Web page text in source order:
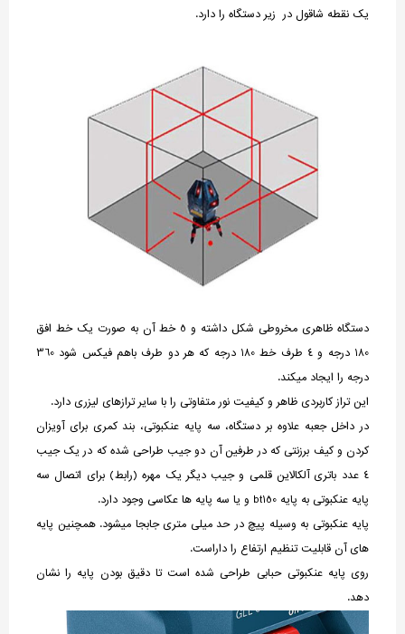
یک نقطه شاقول در زیر دستگاه را دارد.
دستگاه ظاهری مخروطی شکل داشته و 5 خط آن به صورت یک خط افق
180 درجه و 4 طرف خط 180 درجه که هر دو طرف باهم فیکس شود 360
درجه را ایجاد میکند.
این تراز کاربردی ظاهر و کیفیت نور متفاوتی را با سایر ترازهای لیزری دارد.
در داخل جعبه علاوه بر دستگاه، سه پایه عنکبوتی، بند کمری برای آویزان
کردن و کیف برزنتی که در طرفین آن دو جیب طراحی شده که در یک جیب
4 عدد باتری آلکالاین قلمی و جیب دیگر یک مهره (رابط) برای اتصال سه
پایه عنکبوتی به پایه bt150 و یا سه پایه ها عکاسی وجود دارد.
پایه عنکبوتی به وسیله پیچ در حد میلی متری جابجا میشود. همچنین پایه
های آن قابلیت تنظیم ارتفاع را داراست.
روی پایه عنکبوتی حبابی طراحی شده است تا دقیق بودن پایه را نشان
دهد.